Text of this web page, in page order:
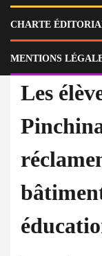
CHARTE
MENTIONS
Les élèves du Lycée
bâtiment pour une
À la Une Actu
Les